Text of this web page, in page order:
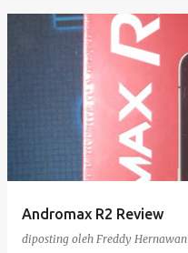
Andromax R2 Review
diposting oleh Freddy Hernawan